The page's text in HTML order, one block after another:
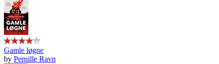
Gamle løgne
by Pernille Ravn